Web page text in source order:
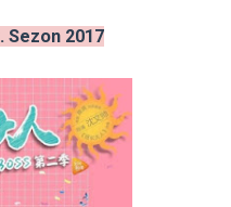
Sezon 2017